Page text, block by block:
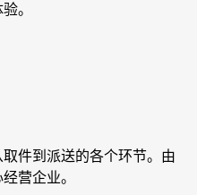
。
件到派送的各个环节。由
营企业。